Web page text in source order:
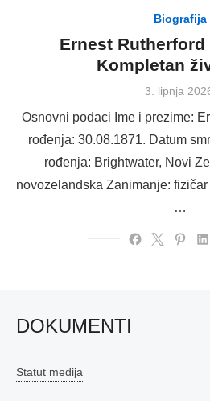
Biografija
Ernest
Kompletan
Posted
3. lipnja
Osnovni podaci Ime i prezime:
rođenja: 30.08.1871. Datum
rođenja: Brightwater, Novi
novozelandska Zanimanje:
…
DOKUMENTI
Statut medija